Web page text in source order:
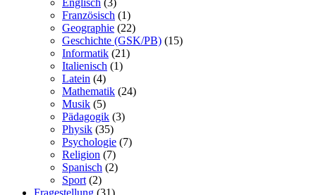
Englisch (3)
Französisch (1)
Geographie (22)
Geschichte (GSK/PB) (15)
Informatik (21)
Italienisch (1)
Latein (4)
Mathematik (24)
Musik (5)
Pädagogik (3)
Physik (35)
Psychologie (7)
Religion (7)
Spanisch (2)
Sport (2)
Fragestellung (31)